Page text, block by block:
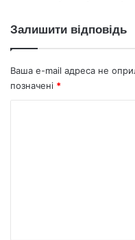
Залишити відповідь
Ваша e-mail адреса не
позначені *